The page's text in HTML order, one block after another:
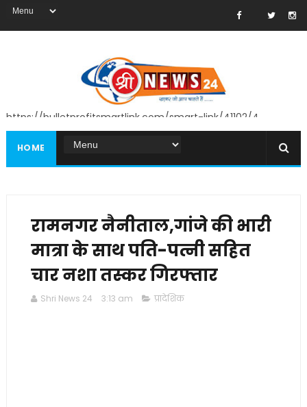
https://bulletprofitsmartlink.com/smart-link/41102/4
HOME
रामनगर नैनीताल,गांजे की भारी
मात्रा के साथ पति-पत्नी सहित
चार नशा तस्कर गिरफ्तार
Shri News 24 3:13 am प्रादेशिक